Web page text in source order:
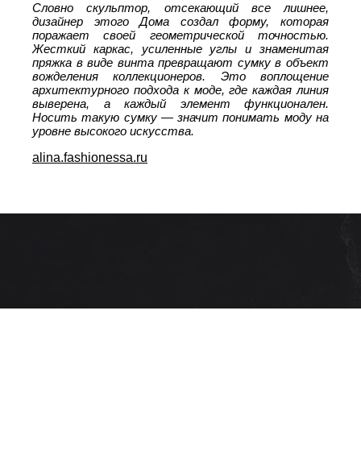
Словно скульптор, отсекающий все лишнее,
дизайнер этого Дома создал форму, которая
поражает своей геометрической точностью.
Жесткий каркас, усиленные углы и знаменитая
пряжка в виде винта превращают сумку в объект
вожделения коллекционеров. Это воплощение
архитектурного подхода к моде, где каждая линия
выверена, а каждый элемент функционален.
Носить такую сумку — значит понимать моду на
уровне высокого искусства.
alina.fashionessa.ru